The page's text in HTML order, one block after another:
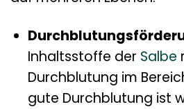
Inhaltsstoffe der Salbe
Durchblutung im
gute Durchblutung ist